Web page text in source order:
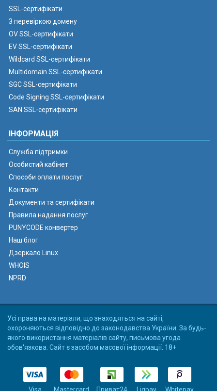
SSL-сертифікати
З перевіркою домену
OV SSL-сертифікати
EV SSL-сертифікати
Wildcard SSL-сертифікати
Multidomain SSL-сертифікати
SGC SSL-сертифікати
Code Signing SSL-сертифікати
SAN SSL-сертифікати
ІНФОРМАЦІЯ
Служба підтримки
Особистий кабінет
Способи оплати послуг
Контакти
Документи та сертифікати
Правила надання послуг
PUNYCODE конвертер
Наш блог
Дзеркало Linux
WHOIS
NPRD
Усі права на матеріали, що знаходяться на сайті,
охороняються відповідно до законодавства України. За будь-
якого використання матеріалів сайту, письмова угода
обов'язкова. Сайт є засобом масової інформації. 18+